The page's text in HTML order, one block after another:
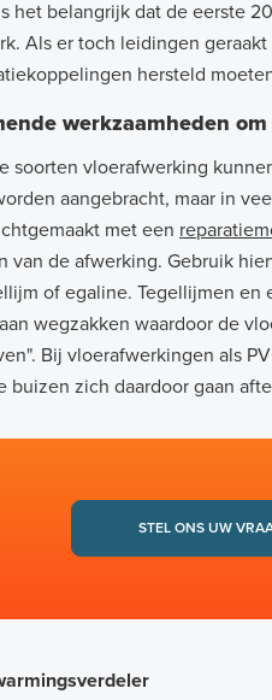
het belangrijk dat de eerste
Als er toch leidingen
hersteld
werkzaamheden
soorten vloerafwerking
aangebracht, maar in
met een
van de afwerking. Gebruik
of egaline. Tegellijmen
wegzakken waardoor de
Bij vloerafwerkingen als
buizen zich daardoor gaan
STEL ONS UW